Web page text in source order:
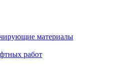
материалы
работ